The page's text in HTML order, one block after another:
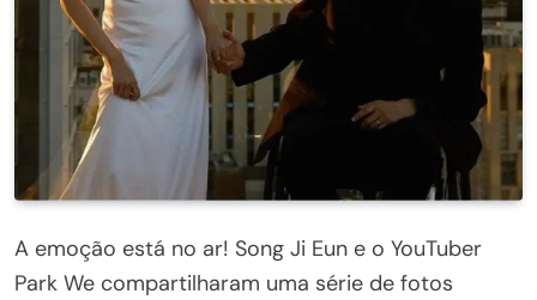
A emoção está no ar! Song Ji Eun e o YouTuber
Park We compartilharam uma série de fotos